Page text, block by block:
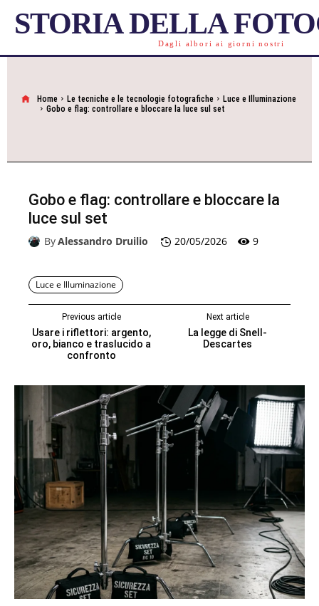
STORIA DELLA
Dagli albori ai giorni nostri
Home Le tecniche e le tecnologie fotografiche
Luce e Illuminazione
Gobo e flag: controllare e bloccare la luce sul set
Gobo e flag: controllare e bloccare la
luce sul set
ByAlessandro Druilio 20/05/2026 9
Luce e Illuminazione
Previous article
Usare i riflettori: argento,
oro, bianco e traslucido a
confronto
Next article
La legge di Snell-
Descartes